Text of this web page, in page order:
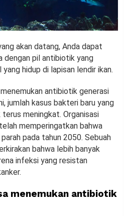
akan datang, Anda dapat
dengan pil antibiotik yang
hidup di lapisan lendir ikan.
antibiotik generasi
jumlah kasus bakteri baru yang
meningkat. Organisasi
memperingatkan bahwa
pada tahun 2050. Sebuah
bahwa lebih banyak
infeksi yang resistan
menemukan antibiotik